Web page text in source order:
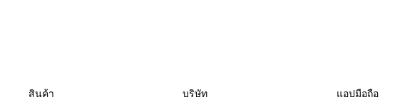
สินค้า บริษัท แอปมือถือ